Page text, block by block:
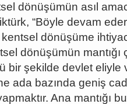
dönüşümün asıl
“Böyle devam
dönüşüme
dönüşümün
bir şekilde devlet
ada bazında geniş
Ana mantığı